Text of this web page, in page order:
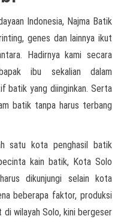
Indonesia, Najma Batik
genes dan lainnya ikut
Hadirnya kami secara
ibu sekalian dalam
batik yang diinginkan. Serta
batik tanpa harus terbang
satu kota penghasil batik
kain batik, Kota Solo
dikunjungi selain kota
beberapa faktor, produksi
di wilayah Solo, kini bergeser